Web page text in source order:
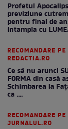
Profetul
previziune
pentru final de
intampla cu
RECOMANDARE PE
REDACTIA.RO
Ce să nu arunci
FORMA din casă
Schimbarea la
ca ....
RECOMANDARE PE
JURNALUL.RO